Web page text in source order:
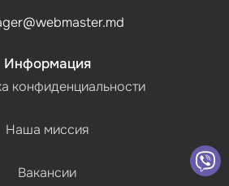
Информация
конфиденциальности
Наша миссия
Вакансии